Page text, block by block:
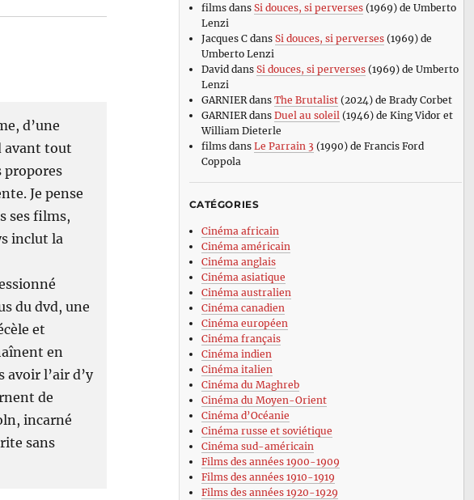
d’une
avant tout
propores
Je pense
ses films,
inclut la
du dvd, une
et
en
l’air d’y
de
incarné
sans
filmsdans Si douces, si perverses(1969) de Umberto
Lenzi
Jacques Cdans Si douces, si perverses(1969) de
Umberto Lenzi
Daviddans Si douces, si perverses(1969) de Umberto
Lenzi
GARNIERdans The Brutalist(2024) de Brady Corbet
GARNIERdans Duel au soleil(1946) de King Vidor et
William Dieterle
filmsdans Le Parrain 3 (1990) de Francis Ford
Coppola
CATÉGORIES
Cinéma africain
Cinéma américain
Cinéma anglais
Cinéma asiatique
Cinéma australien
Cinéma canadien
Cinéma européen
Cinéma français
Cinéma indien
Cinéma italien
Cinéma du Maghreb
Cinéma du Moyen-Orient
Cinéma d’Océanie
Cinéma russe et soviétique
Cinéma sud-américain
Films des années 1900-1909
Films des années 1910-1919
Films des années 1920-1929